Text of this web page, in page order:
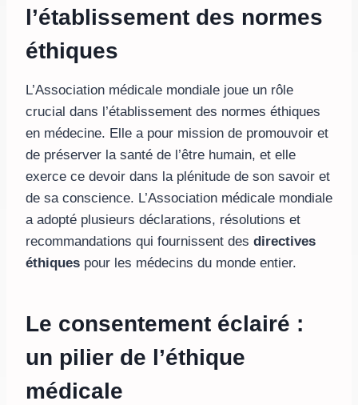
l’établissement des normes
éthiques
L’Association médicale mondiale joue un rôle
crucial dans l’établissement des normes éthiques
en médecine. Elle a pour mission de promouvoir et
de préserver la santé de l’être humain, et elle
exerce ce devoir dans la plénitude de son savoir et
de sa conscience. L’Association médicale mondiale
a adopté plusieurs déclarations, résolutions et
recommandations qui fournissent des directives
éthiques pour les médecins du monde entier.
Le consentement éclairé :
un pilier de l’éthique
médicale